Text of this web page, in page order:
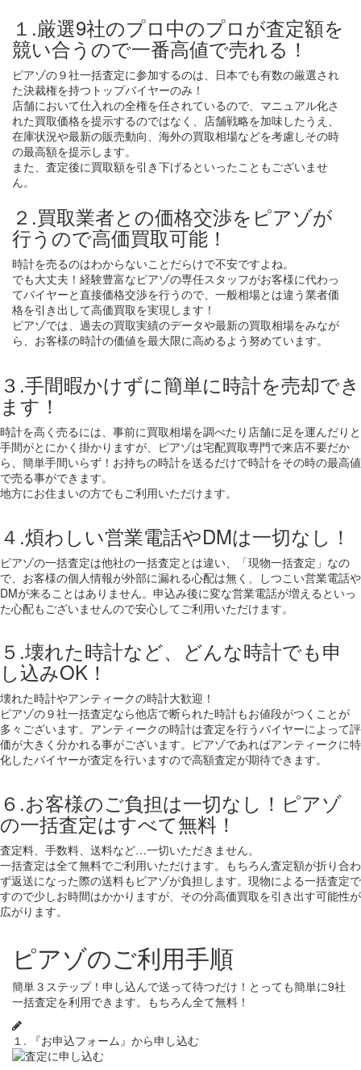
１.厳選9社のプロ中のプロが査定額を
競い合うので一番高値で売れる！
ピアゾの９社一括査定に参加するのは、日本でも有数の厳選され
た決裁権を持つトップバイヤーのみ！
店舗において仕入れの全権を任されているので、マニュアル化さ
れた買取価格を提示するのではなく、店舗戦略を加味したうえ、
在庫状況や最新の販売動向、海外の買取相場などを考慮しその時
の最高額を提示します。
また、査定後に買取額を引き下げるといったこともございませ
ん。
２.買取業者との価格交渉をピアゾが
行うので高価買取可能！
時計を売るのはわからないことだらけで不安ですよね。
でも大丈夫！経験豊富なピアゾの専任スタッフがお客様に代わっ
てバイヤーと直接価格交渉を行うので、一般相場とは違う業者価
格を引き出して高価買取を実現します！
ピアゾでは、過去の買取実績のデータや最新の買取相場をみなが
ら、お客様の時計の価値を最大限に高めるよう努めています。
３.手間暇かけずに簡単に時計を売却でき
ます！
時計を高く売るには、事前に買取相場を調べたり店舗に足を運んだりと
手間がとにかく掛かりますが、ピアゾは宅配買取専門で来店不要だか
ら、簡単手間いらず！お持ちの時計を送るだけで時計をその時の最高値
で売る事ができます。
地方にお住まいの方でもご利用いただけます。
４.煩わしい営業電話やDMは一切なし！
ピアゾの一括査定は他社の一括査定とは違い、「現物一括査定」なの
で、お客様の個人情報が外部に漏れる心配は無く、しつこい営業電話や
DMが来ることはありません。申込み後に変な営業電話が増えるといっ
た心配もございませんので安心してご利用いただけます。
５.壊れた時計など、どんな時計でも申
し込みOK！
壊れた時計やアンティークの時計大歓迎！
ピアゾの９社一括査定なら他店で断られた時計もお値段がつくことが
多々ございます。アンティークの時計は査定を行うバイヤーによって評
価が大きく分かれる事がございます。ピアゾであればアンティークに特
化したバイヤーが査定を行いますので高額査定が期待できます。
６.お客様のご負担は一切なし！ピアゾ
の一括査定はすべて無料！
査定料、手数料、送料など…一切いただきません。
一括査定は全て無料でご利用いただけます。もちろん査定額が折り合わ
ず返送になった際の送料もピアゾが負担します。現物による一括査定で
すので少しお時間はかかりますが、その分高価買取を引き出す可能性が
広がります。
ピアゾのご利用手順
簡単３ステップ！申し込んで送って待つだけ！とっても簡単に9社
一括査定を利用できます。もちろん全て無料！
１. 『お申込フォーム』から申し込む